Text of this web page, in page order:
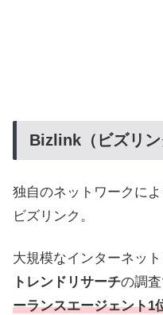
Bizlink（ビズリン
独自のネットワークに
ビズリンク。
大規模なインターネッ
トレンドリサーチの調査
ーランスエージェント1